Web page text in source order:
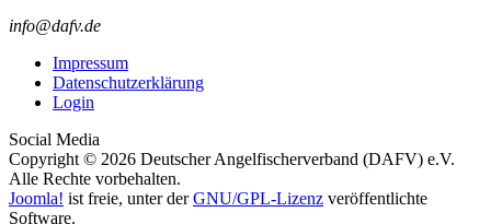
info@dafv.de
Impressum
Datenschutzerklärung
Login
Social Media
Copyright © 2026 Deutscher Angelfischerverband (DAFV) e.V.
Alle Rechte vorbehalten.
Joomla! ist freie, unter derGNU/GPL-Lizenz veröffentlichte
Software.